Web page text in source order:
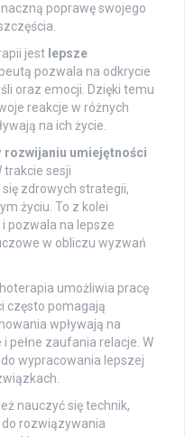
poprawę swojego
jest lepsze
pozwala na odkrycie
oraz emocji. Dzięki temu
reakcje w różnych
na ich życie.
rozwijaniu umiejętności
trakcie sesji
zdrowych strategii,
życiu. To z kolei
i pozwala na lepsze
w obliczu wyzwań
umożliwia pracę
często pomagają
wpływają na
pełne zaufania relacje. W
wypracowania lepszej
nauczyć się technik,
rozwiązywania